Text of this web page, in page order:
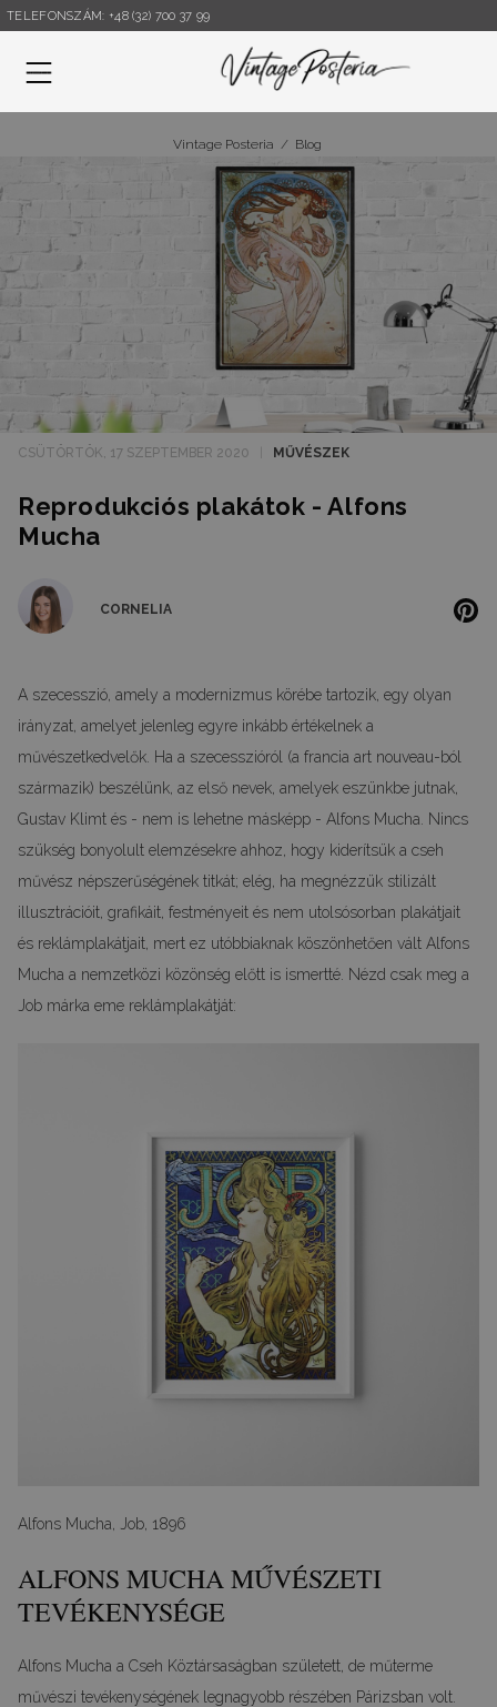
TELEFONSZÁM: +48 (32) 700 37 99
Menü
Vintage Posteria / Blog
CSÜTÖRTÖK, 17 SZEPTEMBER 2020 MŰVÉSZEK
Reprodukciós plakátok - Alfons
Mucha
CORNELIA
A szecesszió, amely a modernizmus körébe tartozik, egy olyan
irányzat, amelyet jelenleg egyre inkább értékelnek a
művészetkedvelők. Ha a szecesszióról (a francia art nouveau-ból
származik) beszélünk, az első nevek, amelyek eszünkbe jutnak,
Gustav Klimt és - nem is lehetne másképp - Alfons Mucha. Nincs
szükség bonyolult elemzésekre ahhoz, hogy kiderítsük a cseh
művész népszerűségének titkát; elég, ha megnézzük stilizált
illusztrációit, grafikáit, festményeit és nem utolsósorban plakátjait
és reklámplakátjait, mert ez utóbbiaknak köszönhetően vált Alfons
Mucha a nemzetközi közönség előtt is ismertté. Nézd csak meg a
Job márka eme reklámplakátját:
Alfons Mucha, Job, 1896
ALFONS MUCHA MŰVÉSZETI
TEVÉKENYSÉGE
Alfons Mucha a Cseh Köztársaságban született, de műterme
művészi tevékenységének legnagyobb részében Párizsban volt.